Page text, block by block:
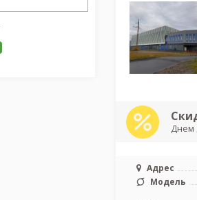
Днем
Адрес
Модель